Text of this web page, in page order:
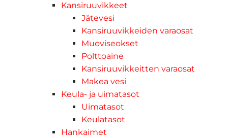
Kansiruuvikkeet
Jätevesi
Kansiruuvikkeiden varaosat
Muoviseokset
Polttoaine
Kansiruuvikkeitten varaosat
Makea vesi
Keula- ja uimatasot
Uimatasot
Keulatasot
Hankaimet